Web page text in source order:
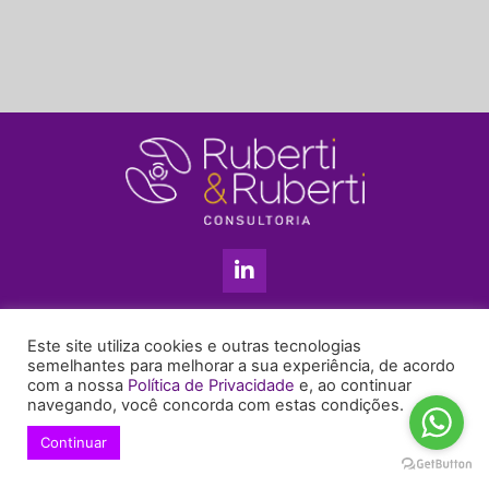
L
i
n
e
d
i
n
+55 11 99655-6439
enyruberti@ruberticonsultoria.com.br
Este site utiliza cookies e outras tecnologias
semelhantes para melhorar a sua experiência, de acordo
com a nossa Política de Privacidade e, ao continuar
navegando, você concorda com estas condições.
Continuar